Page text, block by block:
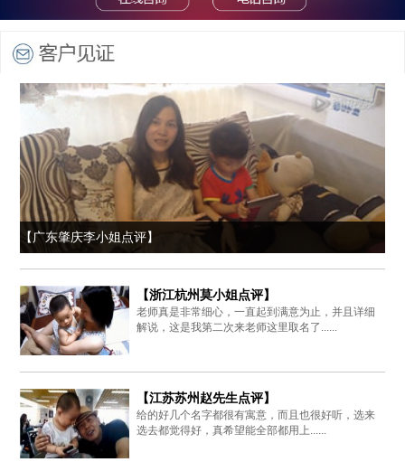
【广东肇庆李小姐点评】
【浙江杭州莫小姐点评】
老师真是非常细心，一直起到满意为止，并且详细
解说，这是我第二次来老师这里取名了......
【江苏苏州赵先生点评】
给的好几个名字都很有寓意，而且也很好听，选来
选去都觉得好，真希望能全部都用上......